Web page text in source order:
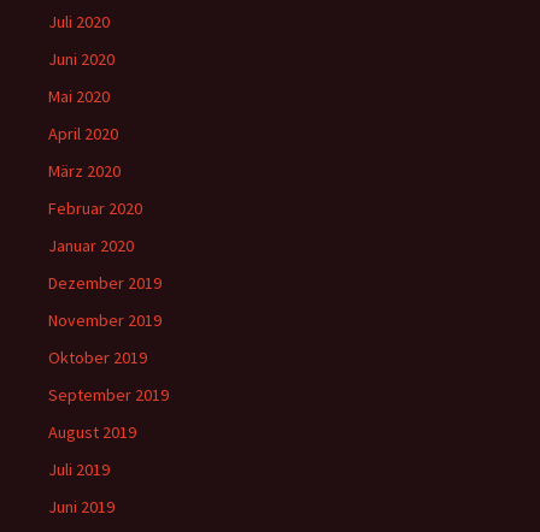
Juli 2020
Juni 2020
Mai 2020
April 2020
März 2020
Februar 2020
Januar 2020
Dezember 2019
November 2019
Oktober 2019
September 2019
August 2019
Juli 2019
Juni 2019